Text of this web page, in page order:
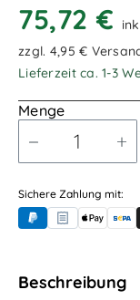
75,72 €
zzgl. 4,95 €
Lieferzeit ca. 1-3
Menge
Sichere Zahlung mit:
PayPal Apple Pay
Beschreibung